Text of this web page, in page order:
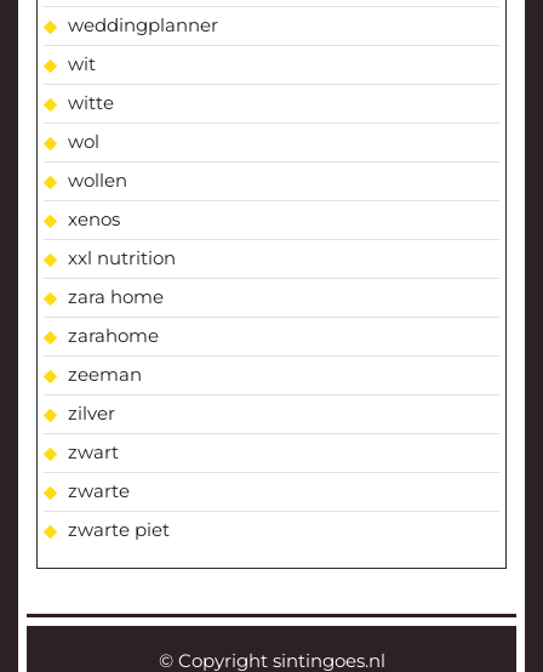
weddingplanner
wit
witte
wol
wollen
xenos
xxl nutrition
zara home
zarahome
zeeman
zilver
zwart
zwarte
zwarte piet
© Copyright sintingoes.nl